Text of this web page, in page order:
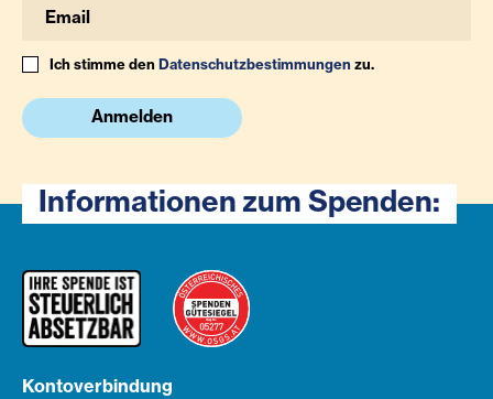
Ich stimme denDatenschutzbestimmungenzu.
Anmelden
Informationen zum Spenden:
Kontoverbindung